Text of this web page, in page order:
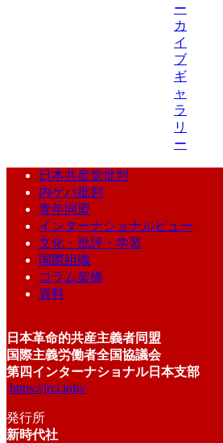
ー
カ
イ
ブ
ギ
ャ
ラ
リ
ー
日本共産党批判
内ゲバ批判
青年同盟
インターナショナルビュー
文化・批評・学習
国際組織
コラム架橋
資料
日本革命的共産主義者同盟
国際主義労働者全国協議会
第四インターナショナル日本支部
https://jrcl.info/
発行所
新時代社